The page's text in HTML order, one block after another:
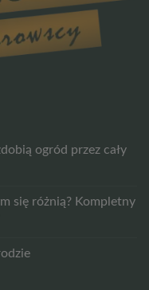
ogród przez cały
się różnią? Kompletny